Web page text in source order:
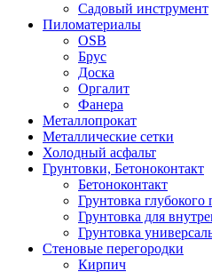
Садовый инструмент
Пиломатериалы
OSB
Брус
Доска
Оргалит
Фанера
Металлопрокат
Металлические сетки
Холодный асфальт
Грунтовки, Бетоноконтакт
Бетоноконтакт
Грунтовка
Грунтовка для
Грунтовка
Стеновые перегородки
Кирпич